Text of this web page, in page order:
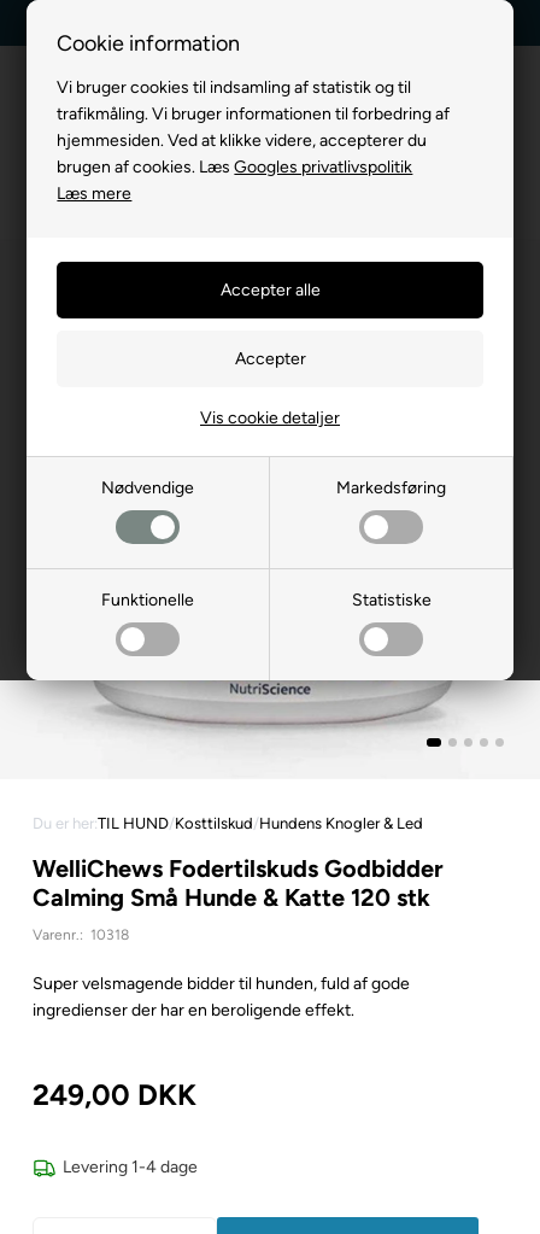
Cookie information
Vi bruger cookies til indsamling af statistik og til
trafikmåling. Vi bruger informationen til forbedring af
hjemmesiden. Ved at klikke videre, accepterer du
brugen af cookies. LæsGoogles privatlivspolitik
Læs mere
Nødvendige Markedsføring
Funktionelle Statistiske
Vis cookie detaljer
Du er her:TIL HUND/Kosttilskud/Hundens Knogler & Led
WelliChews Fodertilskuds Godbidder
Calming Små Hunde & Katte 120 stk
Varenr.: 10318
Super velsmagende bidder til hunden, fuld af gode
ingredienser der har en beroligende effekt.
249,00 DKK
Levering 1-4 dage